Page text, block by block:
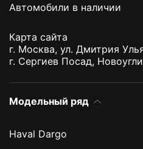
Автомобили в наличии
Карта сайта
г. Москва, ул. Дмитрия
г. Сергиев Посад,
Модельный ряд
Haval Dargo